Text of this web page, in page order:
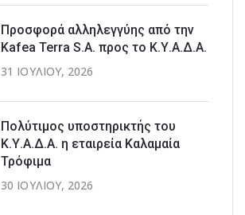
Προσφορά αλληλεγγύης από την
Kafea Terra S.A. προς το Κ.Υ.Α.Δ.Α.
31 ΙΟΥΛΊΟΥ, 2026
Πολύτιμος υποστηρικτής του
Κ.Υ.Α.Δ.Α. η εταιρεία Καλαμαία
Τρόφιμα
30 ΙΟΥΛΊΟΥ, 2026